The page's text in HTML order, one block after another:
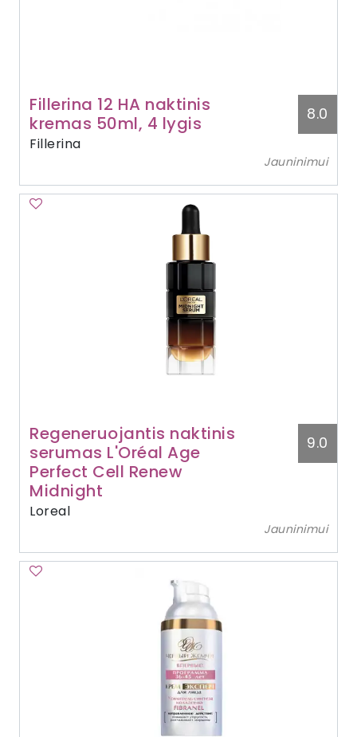
Fillerina 12 HA naktinis
kremas 50ml, 4 lygis
Fillerina
8.0
Jauninimui
Regeneruojantis naktinis
serumas L'Oréal Age
Perfect Cell Renew
Midnight
Loreal
9.0
Jauninimui